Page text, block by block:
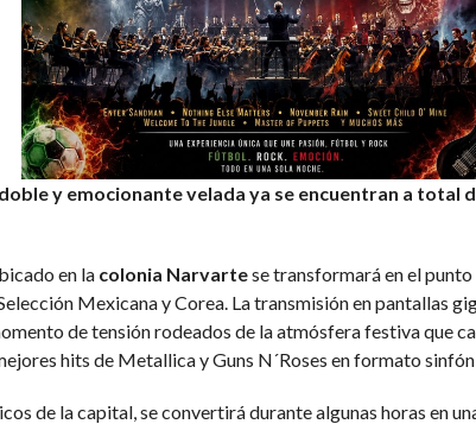
y emocionante velada ya se encuentran a total
en la colonia Narvartese transformará en el
Mexicana y Corea. La transmisión en pantallas
de tensión rodeados de la atmósfera festiva que
hits de Metallica y Guns N´Roses en formato
de la capital, se convertirá durante algunas horas en